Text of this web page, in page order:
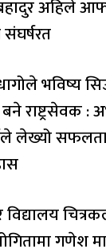
अहिले
भविष्य
राष्ट्रसेवक :
लेख्यो
गणेश